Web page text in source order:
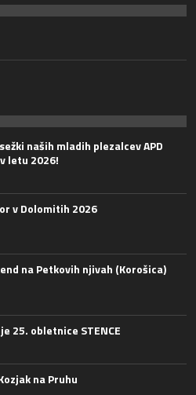
naših mladih plezalcev APD
letu 2026!
v Dolomitih 2026
na Petkovih njivah (Korošica)
25. obletnice STENCE
na Pruhu